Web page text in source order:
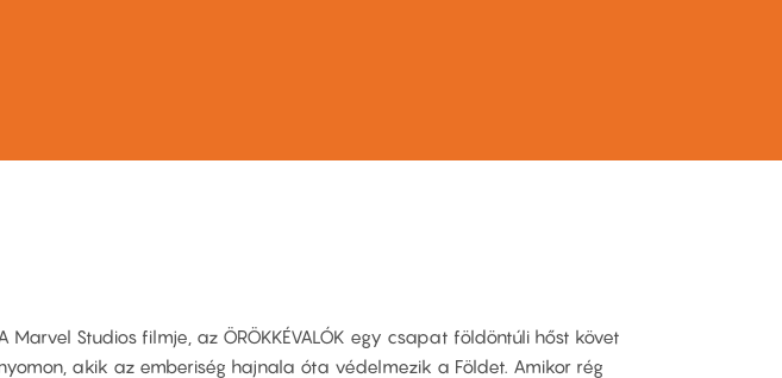
Marvel Studios filmje, az ÖRÖKKÉVALÓK egy csapat földöntúli hőst követ
akik az emberiség hajnala óta védelmezik a Földet. Amikor rég